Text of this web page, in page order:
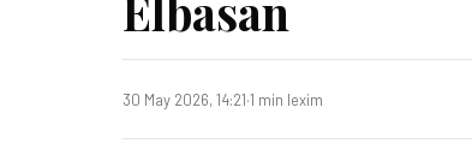
30 May 2026, 14:21·1 min lexim